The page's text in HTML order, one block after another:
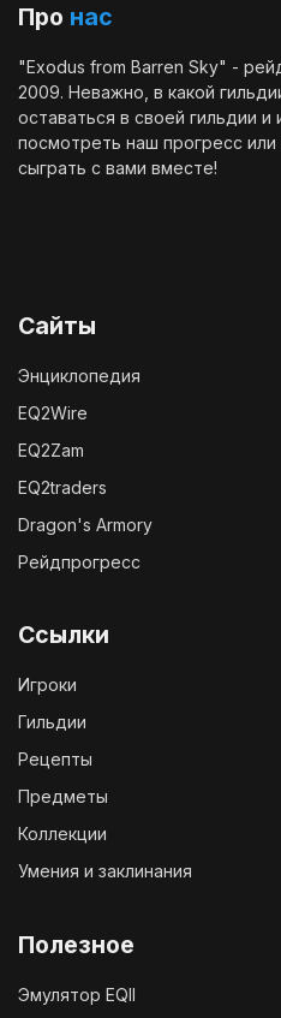
Про нас
"Exodus from Barren Sky" -
2009. Неважно, в какой
оставаться в своей гильдии
посмотреть наш прогресс или
сыграть с вами вместе!
Сайты
Энциклопедия
EQ2Wire
EQ2Zam
EQ2traders
Dragon's Armory
Рейдпрогресс
Ссылки
Игроки
Гильдии
Рецепты
Предметы
Коллекции
Умения и заклинания
Полезное
Эмулятор EQII